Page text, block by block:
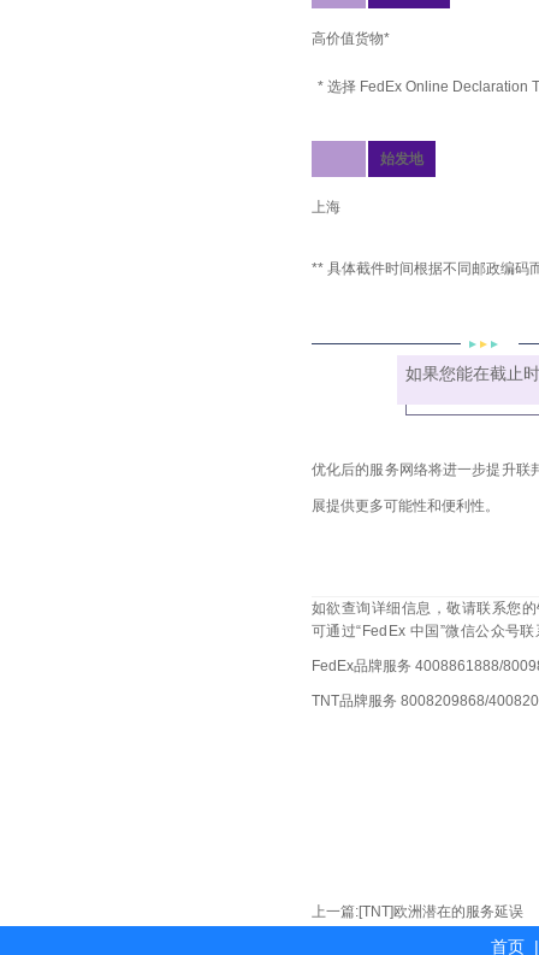
高价值货物*
* 选择 FedEx Online Declaration
始发地
上海
** 具体截件时间根据不同邮政编码
如果您能在截止
优化后的服务网络将进一步提升联
展提供更多可能性和便利性。
如欲查询详细信息，敬请联系您
可通过“FedEx 中国”微信公众号
FedEx品牌服务 4008861888/
TNT品牌服务 8008209868/
上一篇:[TNT]欧洲潜在的服务延误
首页 |